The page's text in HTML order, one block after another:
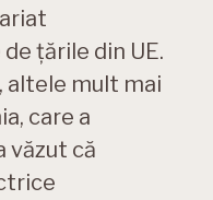
țările din UE.
altele mult mai
care a
văzut că